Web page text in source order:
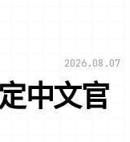
2026.08.07
中文官